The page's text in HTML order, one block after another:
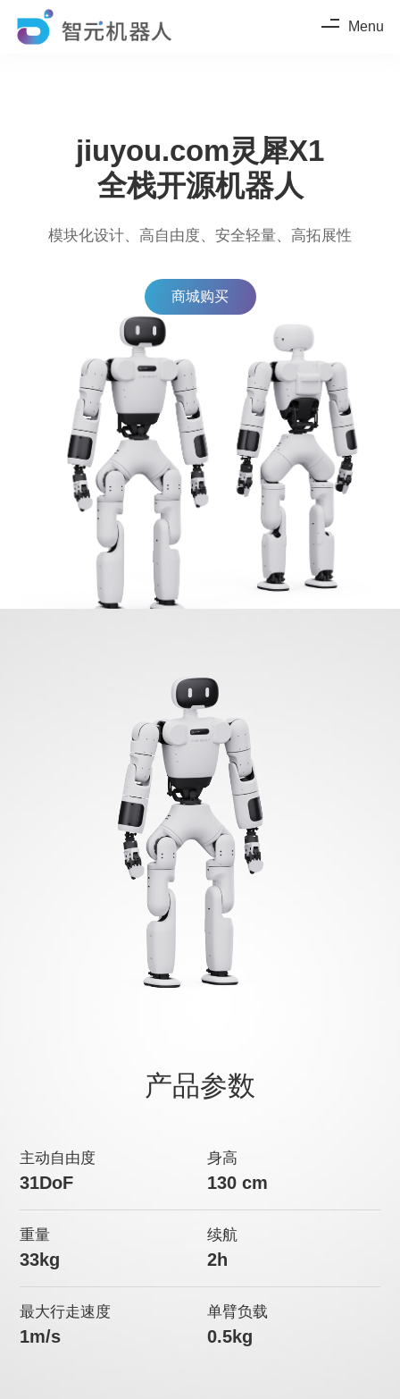
Menu
jiuyou.com灵犀X1
全栈开源机器人
模块化设计、高自由度、安全轻量、高拓展性
商城购买
产品参数
主动自由度
31DoF
身高
130 cm
重量
33kg
续航
2h
最大行走速度
1m/s
单臂负载
0.5kg